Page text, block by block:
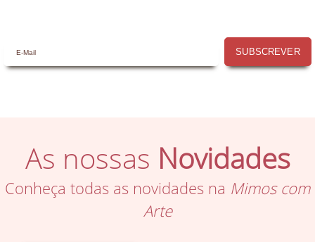
SUBSCREVER
As nossas Novidades
Conheça todas as novidades na Mimos com
Arte